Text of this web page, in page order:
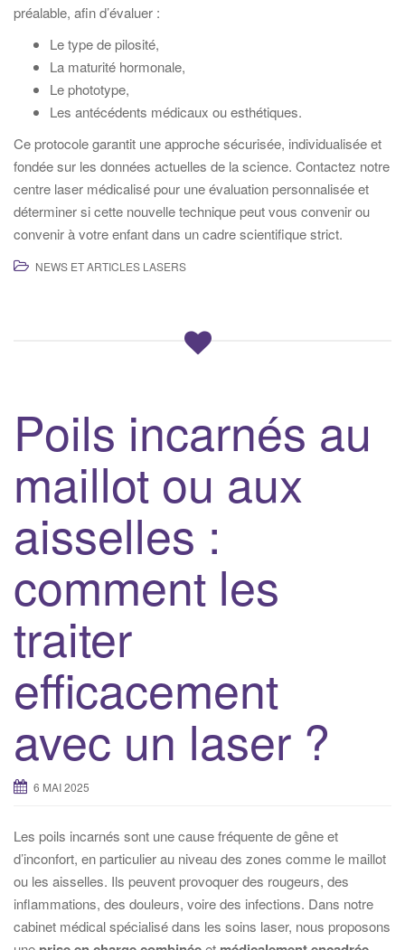
préalable, afin d’évaluer :
Le type de pilosité,
La maturité hormonale,
Le phototype,
Les antécédents médicaux ou esthétiques.
Ce protocole garantit une approche sécurisée, individualisée et
fondée sur les données actuelles de la science. Contactez notre
centre laser médicalisé pour une évaluation personnalisée et
déterminer si cette nouvelle technique peut vous convenir ou
convenir à votre enfant dans un cadre scientifique strict.
NEWS ET ARTICLES LASERS
Poils incarnés au
maillot ou aux
aisselles :
comment les
traiter
efficacement
avec un laser ?
6 MAI 2025
Les poils incarnés sont une cause fréquente de gêne et
d’inconfort, en particulier au niveau des zones comme le maillot
ou les aisselles. Ils peuvent provoquer des rougeurs, des
inflammations, des douleurs, voire des infections. Dans notre
cabinet médical spécialisé dans les soins laser, nous proposons